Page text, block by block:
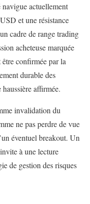
actuellement
et une résistance
cadre de range trading
acheteuse marquée
confirmée par la
durable des
affirmée.
invalidation du
ne pas perdre de vue
éventuel breakout. Un
à une lecture
de gestion des risques